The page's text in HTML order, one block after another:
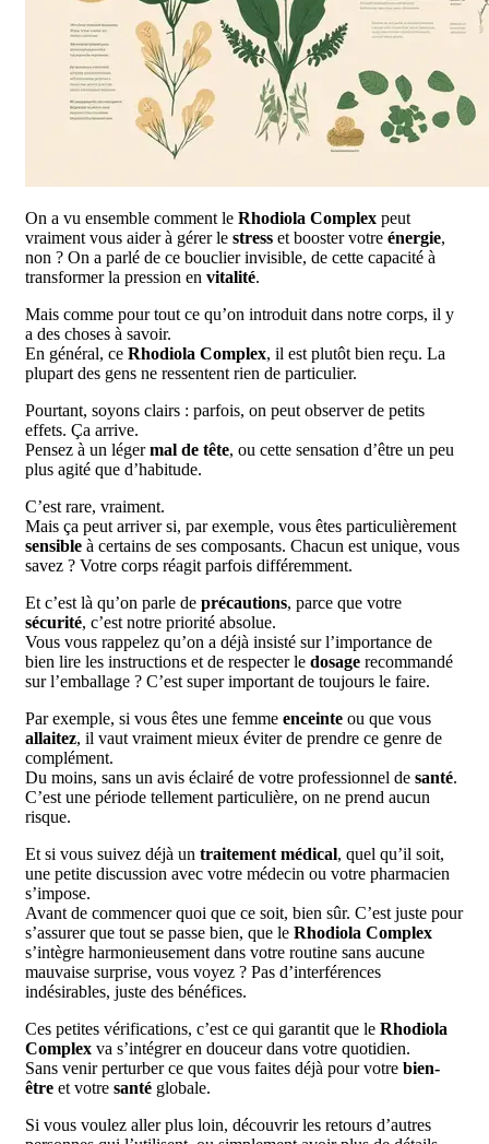
On a vu ensemble comment le Rhodiola Complex peut
vraiment vous aider à gérer le stress et booster votre énergie,
non ? On a parlé de ce bouclier invisible, de cette capacité à
transformer la pression en vitalité.
Mais comme pour tout ce qu’on introduit dans notre corps, il y
a des choses à savoir.
En général, ce Rhodiola Complex, il est plutôt bien reçu. La
plupart des gens ne ressentent rien de particulier.
Pourtant, soyons clairs : parfois, on peut observer de petits
effets. Ça arrive.
Pensez à un légermal de tête, ou cette sensation d’être un peu
plus agité que d’habitude.
C’est rare, vraiment.
Mais ça peut arriver si, par exemple, vous êtes particulièrement
sensible à certains de ses composants. Chacun est unique, vous
savez ? Votre corps réagit parfois différemment.
Et c’est là qu’on parle de précautions, parce que votre
sécurité, c’est notre priorité absolue.
Vous vous rappelez qu’on a déjà insisté sur l’importance de
bien lire les instructions et de respecter le dosage recommandé
sur l’emballage ? C’est super important de toujours le faire.
Par exemple, si vous êtes une femme enceinte ou que vous
allaitez, il vaut vraiment mieux éviter de prendre ce genre de
complément.
Du moins, sans un avis éclairé de votre professionnel de santé.
C’est une période tellement particulière, on ne prend aucun
risque.
Et si vous suivez déjà un traitement médical, quel qu’il soit,
une petite discussion avec votre médecin ou votre pharmacien
s’impose.
Avant de commencer quoi que ce soit, bien sûr. C’est juste pour
s’assurer que tout se passe bien, que le Rhodiola Complex
s’intègre harmonieusement dans votre routine sans aucune
mauvaise surprise, vous voyez ? Pas d’interférences
indésirables, juste des bénéfices.
Ces petites vérifications, c’est ce qui garantit que le Rhodiola
Complex va s’intégrer en douceur dans votre quotidien.
Sans venir perturber ce que vous faites déjà pour votre bien-
être et votre santé globale.
Si vous voulez aller plus loin, découvrir les retours d’autres